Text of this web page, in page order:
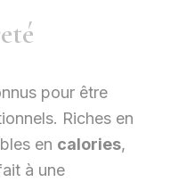
pour être
Riches en
en calories,
à une